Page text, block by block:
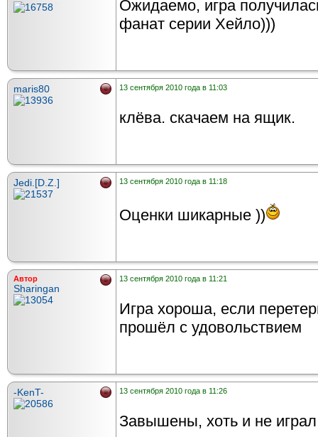
Ожидаемо, игра
фанат серии Хейло)))
maris80 13 сентября 2010 года в 11:03
клёва. скачаем на ящик.
Jedi.[D.Z.] 13 сентября 2010 года в 11:18
Оценки шикарные ))
Автор
Sharingan
13 сентября 2010 года в 11:21
Игра хороша, если
прошёл с удовольствием
-KenT- 13 сентября 2010 года в 11:26
Завышены, хоть и не